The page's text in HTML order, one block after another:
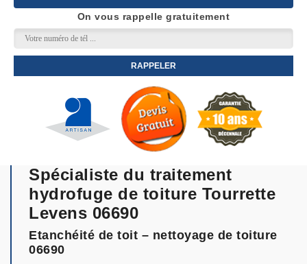
On vous rappelle gratuitement
Spécialiste du traitement
hydrofuge de toiture Tourrette
Levens 06690
Etanchéité de toit – nettoyage de toiture
06690